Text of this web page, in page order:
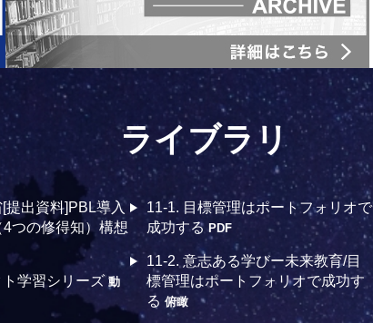
ライブラリ
提出資料]PBL導入
つの修得知）構想
ト学習シリーズ動
11-1. 目標管理はポートフォリオで
成功する PDF
11-2. 意志ある学びー未来教育/目
標管理はポートフォリオで成功す
る 俯瞰